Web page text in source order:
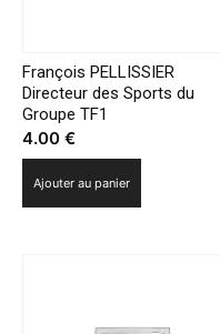
François PELLISSIER
Directeur des Sports du
Groupe TF1
4.00 €
Ajouter au panier